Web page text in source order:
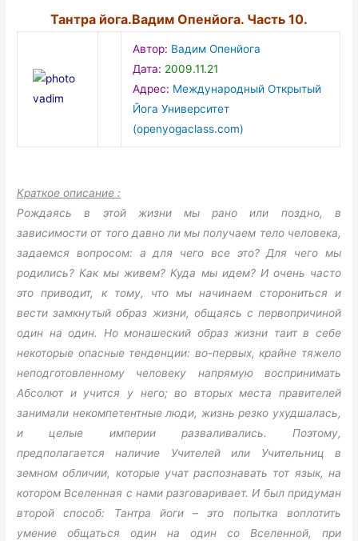
Тантра йога.Вадим Опенйога. Часть 10.
Автор: Вадим Опенйога
Дата: 2009.11.21
Адрес: Международный Открытый
Йога Университет
(openyogaclass.com)
Краткое описание :
Рождаясь в этой жизни мы рано или поздно, в
зависимости от того давно ли мы получаем тело человека,
задаемся вопросом: а для чего все это? Для чего мы
родились? Как мы живем? Куда мы идем? И очень часто
это приводит, к тому, что мы начинаем сторониться и
вести замкнутый образ жизни, общаясь с первопричиной
один на один. Но монашеский образ жизни таит в себе
некоторые опасные тенденции: во-первых, крайне тяжело
неподготовленному человеку напрямую воспринимать
Абсолют и учится у него; во вторых места правителей
занимали некомпетентные люди, жизнь резко ухудшалась,
и целые империи разваливались. Поэтому,
предполагается наличие Учителей или Учительниц в
земном обличии, которые учат распознавать тот язык, на
котором Вселенная с нами разговаривает. И был придуман
второй способ: Тантра йоги – это попытка воплотить
умение общаться один на один со Вселенной, при